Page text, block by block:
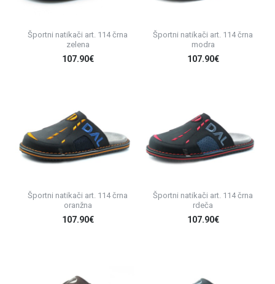
Športni natikači art. 114 črna
zelena
107.90€
Športni natikači art. 114 črna
modra
107.90€
Športni natikači art. 114 črna
oranžna
107.90€
Športni natikači art. 114 črna
rdeča
107.90€